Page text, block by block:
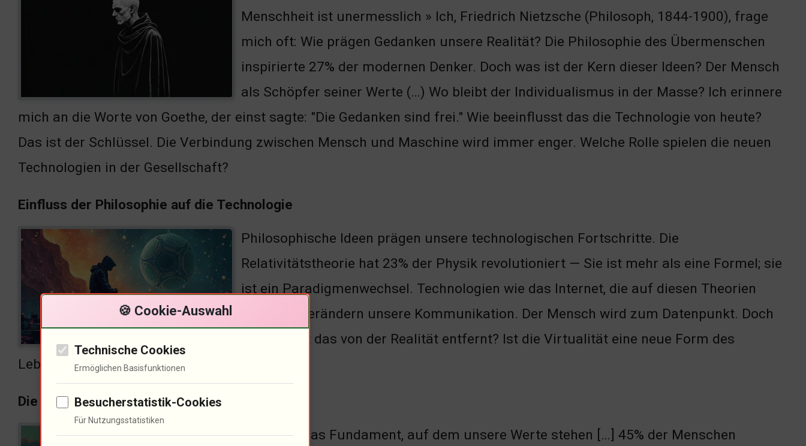
Menschheit ist unermesslich » Ich, Friedrich Nietzsche (Philosoph, 1844-1900), frage
mich oft: Wie prägen Gedanken unsere Realität? Die Philosophie des Übermenschen
inspirierte 27% der modernen Denker. Doch was ist der Kern dieser Ideen? Der Mensch
als Schöpfer seiner Werte (…) Wo bleibt der Individualismus in der Masse? Ich erinnere
mich an die Worte von Goethe, der einst sagte: "Die Gedanken sind frei." Wie beeinflusst das die Technologie von heute?
Das ist der Schlüssel. Die Verbindung zwischen Mensch und Maschine wird immer enger. Welche Rolle spielen die neuen
Technologien in der Gesellschaft?
Einfluss der Philosophie auf die Technologie
Philosophische Ideen prägen unsere technologischen Fortschritte. Die
Relativitätstheorie hat 23% der Physik revolutioniert — Sie ist mehr als eine Formel; sie
ist ein Paradigmenwechsel. Technologien wie das Internet, die auf diesen Theorien
basieren, verändern unsere Kommunikation. Der Mensch wird zum Datenpunkt. Doch
wie weit ist das von der Realität entfernt? Ist die Virtualität eine neue Form des
Lebens?
Die Kultur als Triebfeder der Gesellschaft
Kultur ist das Fundament, auf dem unsere Werte stehen […] 45% der Menschen
🍪 Cookie-Auswahl
Technische Cookies
Ermöglichen Basisfunktionen
Besucherstatistik-Cookies
Für Nutzungsstatistiken